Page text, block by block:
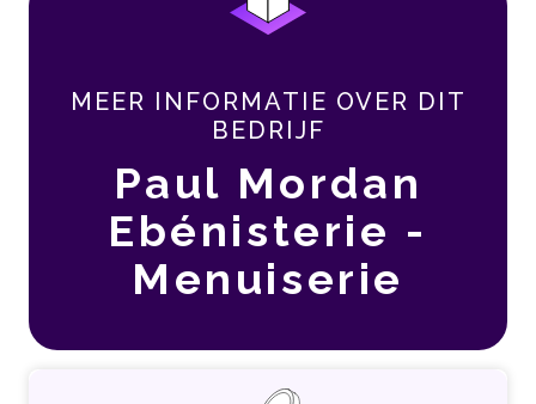
MEER INFORMATIE OVER DIT
BEDRIJF
Paul Mordan
Ebénisterie -
Menuiserie